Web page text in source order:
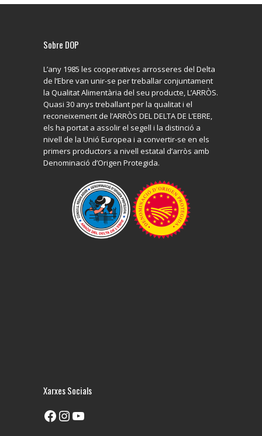
Sobre DOP
L’any 1985 les cooperatives arrosseres del Delta
de l’Ebre van unir-se per treballar conjuntament
la Qualitat Alimentària del seu producte, L’ARRÒS.
Quasi 30 anys treballant per la qualitat i el
reconeixement de l’ARRÒS DEL DELTA DE L’EBRE,
els ha portat a assolir el segell i la distinció a
nivell de la Unió Europea i a convertir-se en els
primers productors a nivell estatal d’arròs amb
Denominació d’Origen Protegida.
Xarxes Socials
Facebook
Instagram
YouTube